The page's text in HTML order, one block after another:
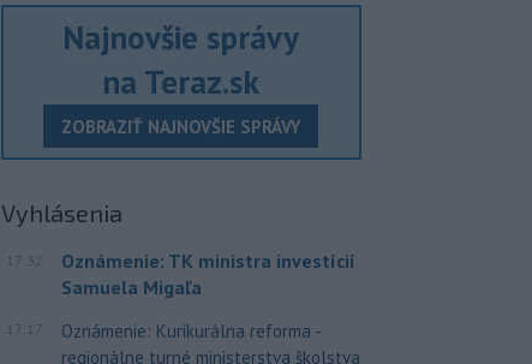
Najnovšie správy
na Teraz.sk
ZOBRAZIŤ NAJNOVŠIE SPRÁVY
Vyhlásenia
17:32
Oznámenie: TK ministra investícií
Samuela Migaľa
17:17
Oznámenie: Kurikurálna reforma -
regionálne turné ministerstva školstva